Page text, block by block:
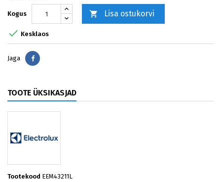
Kogus  Lisa ostukorvi
 Kesklaos
Jaga Jaga
TOOTE ÜKSIKASJAD
Tootekood EEM43211L